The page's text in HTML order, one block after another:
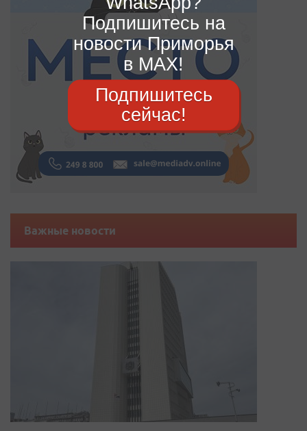
Важные новости
Подпишитесь на
новости Приморья
в MAX!
Подпишитесь
сейчас!